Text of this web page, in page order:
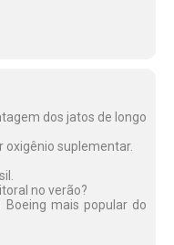
dos jatos de longo
oxigênio suplementar.
no verão?
mais popular do